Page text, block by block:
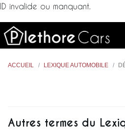
ID invalide ou manquant.
ACCUEIL LEXIQUE AUTOMOBILE
Autres termes du